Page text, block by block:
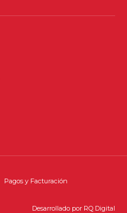
Pagos y Facturación
Desarrollado por RQ Digital